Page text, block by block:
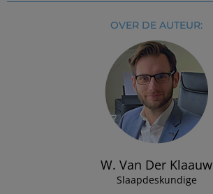
OVER DE AUTEUR:
W. Van Der Klaauw
Slaapdeskundige